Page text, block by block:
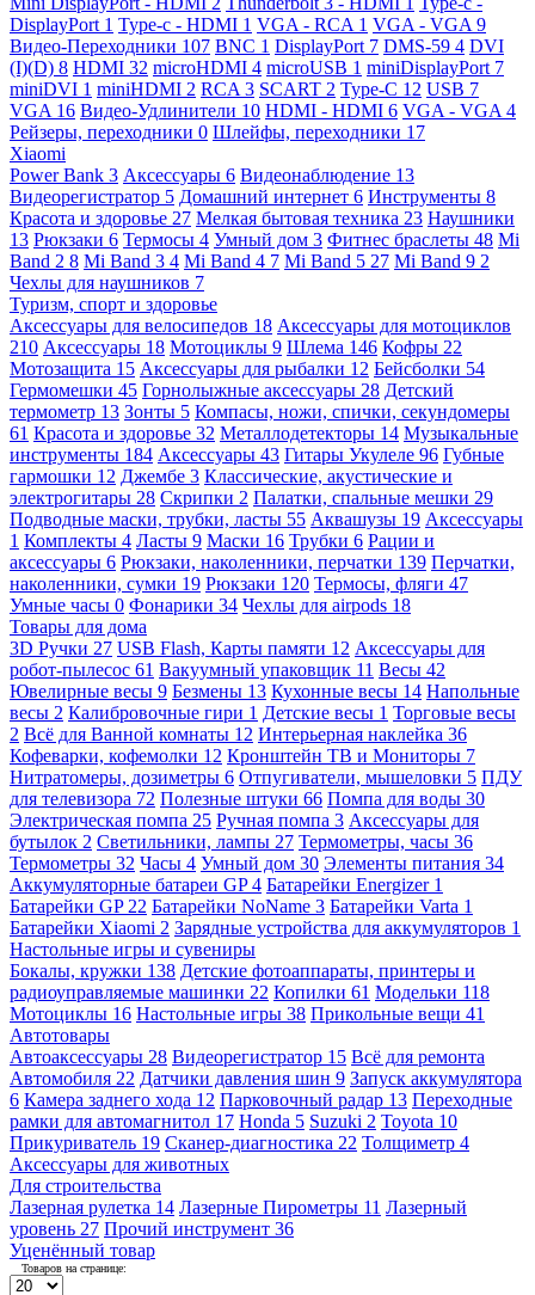
DisplayPort 1 Type-c - HDMI 1 VGA - RCA 1 VGA - VGA 9
Видео-Переходники 107 BNC 1 DisplayPort 7 DMS-59 4 DVI
(I)(D) 8 HDMI 32 microHDMI 4 microUSB 1 miniDisplayPort 7
miniDVI 1 miniHDMI 2 RCA 3 SCART 2 Type-C 12 USB 7
VGA 16 Видео-Удлинители 10 HDMI - HDMI 6 VGA - VGA 4
Рейзеры, переходники 0 Шлейфы, переходники 17
Xiaomi
Power Bank 3 Аксессуары 6 Видеонаблюдение 13
Видеорегистратор 5 Домашний интернет 6 Инструменты 8
Красота и здоровье 27 Мелкая бытовая техника 23 Наушники
13 Рюкзаки 6 Термосы 4 Умный дом 3 Фитнес браслеты 48 Mi
Band 2 8 Mi Band 3 4 Mi Band 4 7 Mi Band 5 27 Mi Band 9 2
Чехлы для наушников 7
Туризм, спорт и здоровье
Аксессуары для велосипедов 18 Аксессуары для мотоциклов
210 Аксессуары 18 Мотоциклы 9 Шлема 146 Кофры 22
Мотозащита 15 Аксессуары для рыбалки 12 Бейсболки 54
Гермомешки 45 Горнолыжные аксессуары 28 Детский
термометр 13 Зонты 5 Компасы, ножи, спички, секундомеры
61 Красота и здоровье 32 Металлодетекторы 14 Музыкальные
инструменты 184 Аксессуары 43 Гитары Укулеле 96 Губные
гармошки 12 Джембе 3 Классические, акустические и
электрогитары 28 Скрипки 2 Палатки, спальные мешки 29
Подводные маски, трубки, ласты 55 Аквашузы 19 Аксессуары
1 Комплекты 4 Ласты 9 Маски 16 Трубки 6 Рации и
аксессуары 6 Рюкзаки, наколенники, перчатки 139 Перчатки,
наколенники, сумки 19 Рюкзаки 120 Термосы, фляги 47
Умные часы 0 Фонарики 34 Чехлы для airpods 18
Товары для дома
3D Ручки 27 USB Flash, Карты памяти 12 Аксессуары для
робот-пылесос 61 Вакуумный упаковщик 11 Весы 42
Ювелирные весы 9 Безмены 13 Кухонные весы 14 Напольные
весы 2 Калибровочные гири 1 Детские весы 1 Торговые весы
2 Всё для Ванной комнаты 12 Интерьерная наклейка 36
Кофеварки, кофемолки 12 Кронштейн ТВ и Мониторы 7
Нитратомеры, дозиметры 6 Отпугиватели, мышеловки 5 ПДУ
для телевизора 72 Полезные штуки 66 Помпа для воды 30
Электрическая помпа 25 Ручная помпа 3 Аксессуары для
бутылок 2 Светильники, лампы 27 Термометры, часы 36
Термометры 32 Часы 4 Умный дом 30 Элементы питания 34
Аккумуляторные батареи GP4 Батарейки Energizer 1
Батарейки GP 22 Батарейки NoName 3 Батарейки Varta 1
Батарейки Xiaomi 2 Зарядные устройства для аккумуляторов 1
Настольные игры и сувениры
Бокалы, кружки 138 Детские фотоаппараты, принтеры и
радиоуправляемые машинки 22 Копилки 61 Модельки 118
Мотоциклы 16 Настольные игры 38 Прикольные вещи 41
Автотовары
Автоаксессуары 28 Видеорегистратор 15 Всё для ремонта
Автомобиля 22 Датчики давления шин 9 Запуск аккумулятора
6 Камера заднего хода 12 Парковочный радар 13 Переходные
рамки для автомагнитол 17 Honda 5 Suzuki 2 Toyota 10
Прикуриватель 19 Сканер-диагностика 22 Толщиметр 4
Аксессуары для животных
Для строительства
Лазерная рулетка 14 Лазерные Пирометры 11 Лазерный
уровень 27 Прочий инструмент 36
Уценённый товар
Товаров на странице: